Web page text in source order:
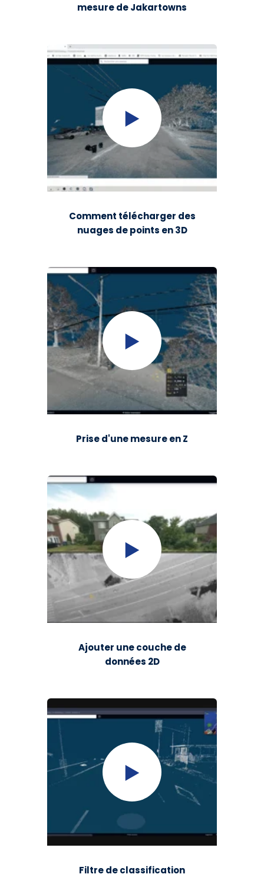
mesure de Jakartowns
Comment télécharger des
nuages de points en 3D
Prise d'une mesure en Z
Ajouter une couche de
données 2D
Filtre de classification